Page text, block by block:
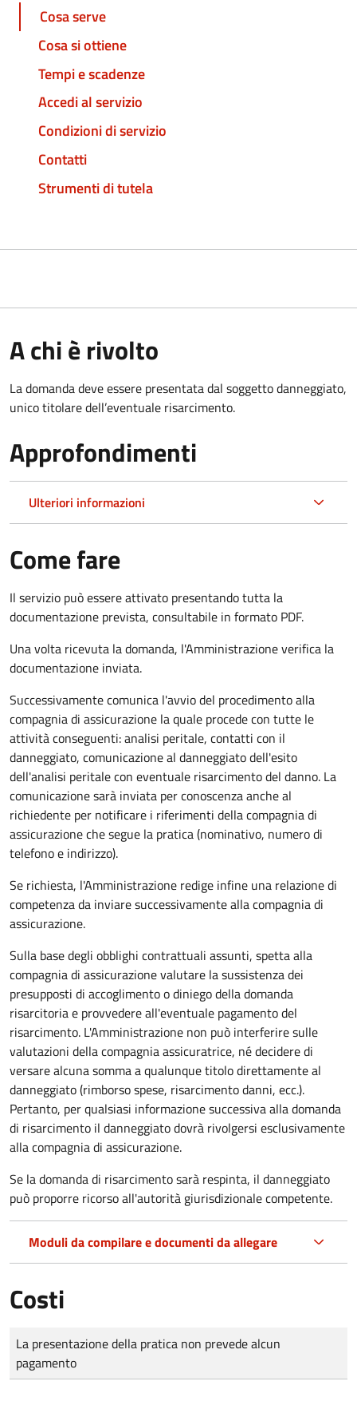
Cosa serve
Cosa si ottiene
Tempi e scadenze
Accedi al servizio
Condizioni di servizio
Contatti
Strumenti di tutela
A chi è rivolto
La domanda deve essere presentata dal soggetto danneggiato,
unico titolare dell’eventuale risarcimento.
Approfondimenti
Ulteriori informazioni
Come fare
Il servizio può essere attivato presentando tutta la
documentazione prevista, consultabile in formato PDF.
Una volta ricevuta la domanda, l'Amministrazione verifica la
documentazione inviata.
Successivamente comunica l'avvio del procedimento alla
compagnia di assicurazione la quale procede con tutte le
attività conseguenti: analisi peritale, contatti con il
danneggiato, comunicazione al danneggiato dell'esito
dell'analisi peritale con eventuale risarcimento del danno. La
comunicazione sarà inviata per conoscenza anche al
richiedente per notificare i riferimenti della compagnia di
assicurazione che segue la pratica (nominativo, numero di
telefono e indirizzo).
Se richiesta, l'Amministrazione redige infine una relazione di
competenza da inviare successivamente alla compagnia di
assicurazione.
Sulla base degli obblighi contrattuali assunti, spetta alla
compagnia di assicurazione valutare la sussistenza dei
presupposti di accoglimento o diniego della domanda
risarcitoria e provvedere all'eventuale pagamento del
risarcimento. L'Amministrazione non può interferire sulle
valutazioni della compagnia assicuratrice, né decidere di
versare alcuna somma a qualunque titolo direttamente al
danneggiato (rimborso spese, risarcimento danni, ecc.).
Pertanto, per qualsiasi informazione successiva alla domanda
di risarcimento il danneggiato dovrà rivolgersi esclusivamente
alla compagnia di assicurazione.
Se la domanda di risarcimento sarà respinta, il danneggiato
può proporre ricorso all'autorità giurisdizionale competente.
Moduli da compilare e documenti da allegare
Costi
Tipo di pagamento
Importo
La presentazione della pratica non prevede alcun
pagamento